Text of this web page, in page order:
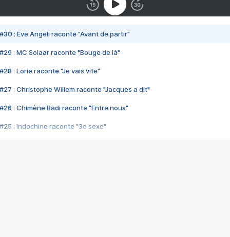
#30 : Eve Angeli raconte "Avant de partir"
#29 : MC Solaar raconte "Bouge de là"
#28 : Lorie raconte "Je vais vite"
#27 : Christophe Willem raconte "Jacques a dit"
#26 : Chimène Badi raconte "Entre nous"
#25 : Indochine raconte "3e sexe"